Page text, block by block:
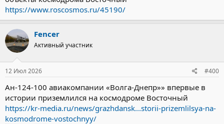
https://www.roscosmos.ru/45190/
Fencer
Активный участник
12 Июл 2026 #400
Ан-124-100 авиакомпании «Волга-Днепр»» впервые в
истории приземлился на космодроме Восточный
https://kr-media.ru/news/grazhdansk...storii-prizemlilsya-na-
kosmodrome-vostochnyy/